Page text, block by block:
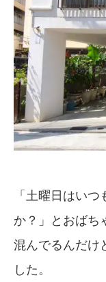
「土曜日はい
か？」とおばち
混んでるんだけ
した。